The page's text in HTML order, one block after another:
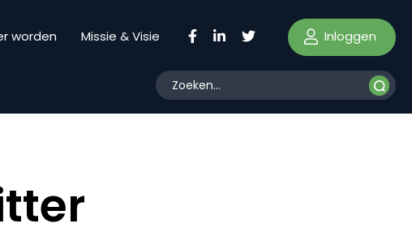
worden Missie & Visie Inloggen